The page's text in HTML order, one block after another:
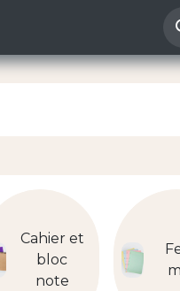
Cahier et
bloc
note